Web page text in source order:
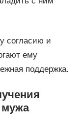
согласию и
ему
поддержка.
мужа